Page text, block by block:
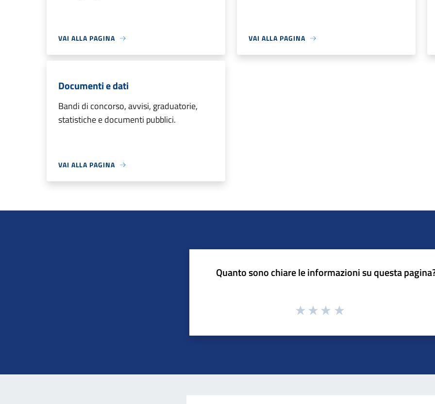
VAI ALLA PAGINA VAI ALLA PAGINA
Documenti e dati
Bandi di concorso, avvisi, graduatorie,
statistiche e documenti pubblici.
VAI ALLA PAGINA
Quanto sono chiare le informazioni su questa